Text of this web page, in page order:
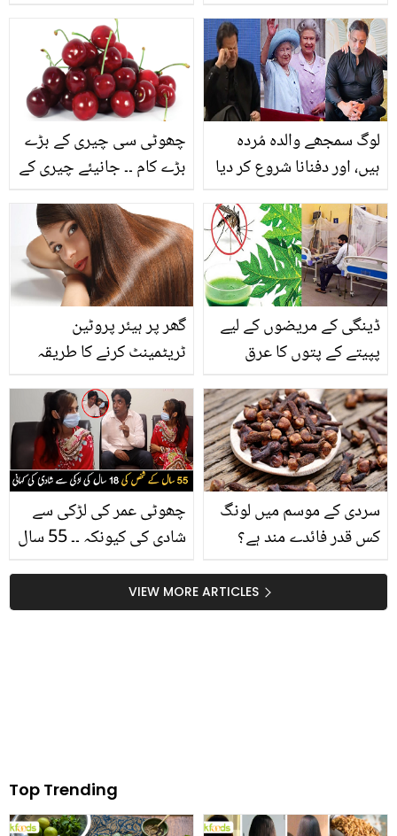
جنھیں چھلکے سمیت پکا
کر آپ بھی دگنے فائدے اٹھا
سکتی ہیں
افسوس کیوں ہے؟
چھوٹی سی چیری کے بڑے
بڑے کام ۔۔ جانیئے چیری کے
آپ بھی آج ہی سے اس کا
استعمال شروع کر دیں گے
لوگ سمجھے والدہ مُردہ
ہیں، اور دفنانا شروع کر دیا
کے ساتھ بتایا یادگار لمحہ،
جس نے سب کو رُلا دیا
گھر پر ہیئر پروٹین
ٹریٹمینٹ کرنے کا طریقہ
ڈینگی کے مریضوں کے لیے
پپیتے کے پتوں کا عرق
نقصان؟ طبی ماہرین نے
شہریوں کو خبردار کر دیا
چھوٹی عمر کی لڑکی سے
شادی کی کیونکہ ۔۔ 55 سال
لڑکی سے نکاح، جانیئے اس
انوکھے جوڑے کی دلچسپ
سردی کے موسم میں لونگ
کس قدر فائدے مند ہے؟
کے مختلف طریقے اور ان
کے فوائد
VIEW MORE ARTICLES
Top Trending